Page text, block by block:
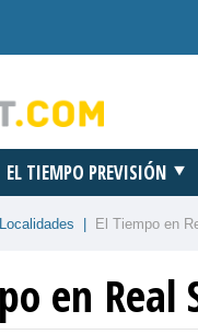
EL TIEMPO PREVISIÓN
El Tiempo en
en Real